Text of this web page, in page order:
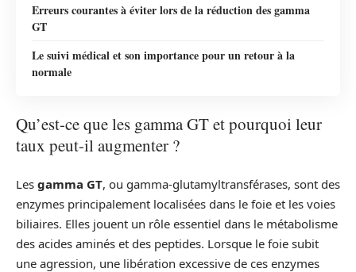
Erreurs courantes à éviter lors de la réduction des gamma
GT
Le suivi médical et son importance pour un retour à la
normale
Qu’est-ce que les gamma GT et pourquoi leur
taux peut-il augmenter ?
Les gamma GT, ou gamma-glutamyltransférases, sont des
enzymes principalement localisées dans le foie et les voies
biliaires. Elles jouent un rôle essentiel dans le métabolisme
des acides aminés et des peptides. Lorsque le foie subit
une agression, une libération excessive de ces enzymes